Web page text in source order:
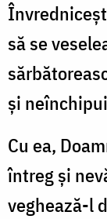
să se
şi
Cu ea,
întreg şi
veghează-l